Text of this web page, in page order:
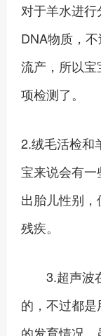
对于羊水进
DNA物质，
流产，所以
项检测了。
2.绒毛活检和
宝来说会有
出胎儿性别
残疾。
3.超声波在
的，不过都